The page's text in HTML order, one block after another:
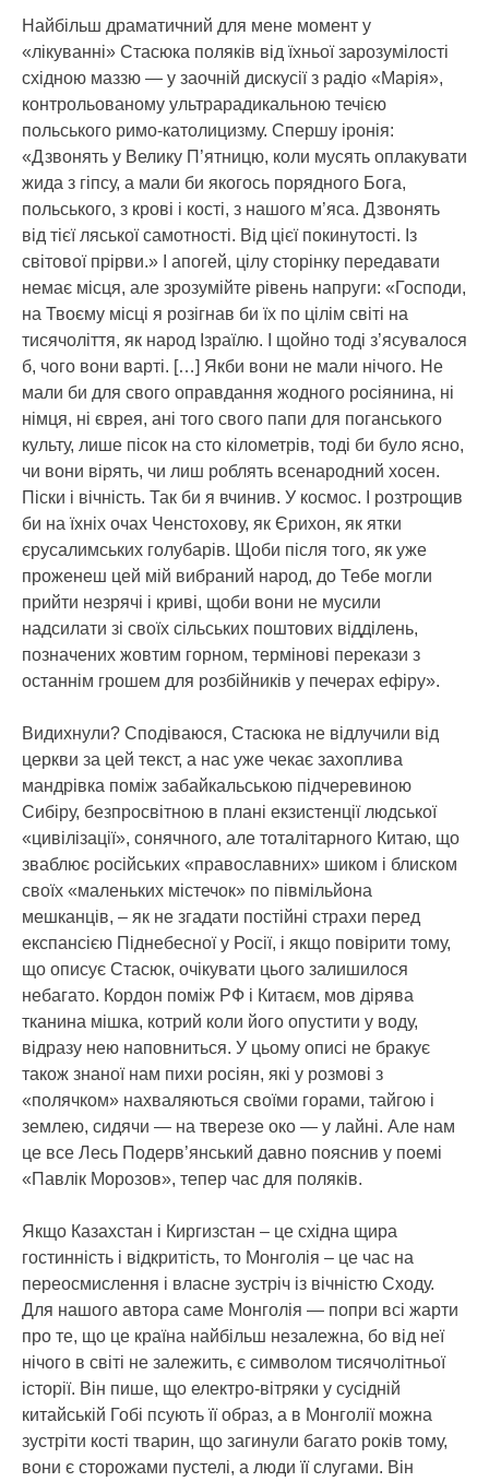
Найбільш драматичний для мене момент у
«лікуванні» Стасюка поляків від їхньої зарозумілості
східною маззю — у заочній дискусії з радіо «Марія»,
контрольованому ультрарадикальною течією
польського римо-католицизму. Спершу іронія:
«Дзвонять у Велику П’ятницю, коли мусять оплакувати
жида з гіпсу, а мали би якогось порядного Бога,
польського, з крові і кості, з нашого м’яса. Дзвонять
від тієї ляської самотності. Від цієї покинутості. Із
світової прірви.» І апогей, цілу сторінку передавати
немає місця, але зрозумійте рівень напруги: «Господи,
на Твоєму місці я розігнав би їх по цілім світі на
тисячоліття, як народ Ізраїлю. І щойно тоді з’ясувалося
б, чого вони варті. […] Якби вони не мали нічого. Не
мали би для свого оправдання жодного росіянина, ні
німця, ні єврея, ані того свого папи для поганського
культу, лише пісок на сто кілометрів, тоді би було ясно,
чи вони вірять, чи лиш роблять всенародний хосен.
Піски і вічність. Так би я вчинив. У космос. І розтрощив
би на їхніх очах Ченстохову, як Єрихон, як ятки
єрусалимських голубарів. Щоби після того, як уже
проженеш цей мій вибраний народ, до Тебе могли
прийти незрячі і криві, щоби вони не мусили
надсилати зі своїх сільських поштових відділень,
позначених жовтим горном, термінові перекази з
останнім грошем для розбійників у печерах ефіру».
Видихнули? Сподіваюся, Стасюка не відлучили від
церкви за цей текст, а нас уже чекає захоплива
мандрівка поміж забайкальською підчеревиною
Сибіру, безпросвітною в плані екзистенції людської
«цивілізації», сонячного, але тоталітарного Китаю, що
зваблює російських «православних» шиком і блиском
своїх «маленьких містечок» по півмільйона
мешканців, – як не згадати постійні страхи перед
експансією Піднебесної у Росії, і якщо повірити тому,
що описує Стасюк, очікувати цього залишилося
небагато. Кордон поміж РФ і Китаєм, мов дірява
тканина мішка, котрий коли його опустити у воду,
відразу нею наповниться. У цьому описі не бракує
також знаної нам пихи росіян, які у розмові з
«полячком» нахваляються своїми горами, тайгою і
землею, сидячи — на тверезе око — у лайні. Але нам
це все Лесь Подерв’янський давно пояснив у поемі
«Павлік Морозов», тепер час для поляків.
Якщо Казахстан і Киргизстан – це східна щира
гостинність і відкритість, то Монголія – це час на
переосмислення і власне зустріч із вічністю Сходу.
Для нашого автора саме Монголія — попри всі жарти
про те, що це країна найбільш незалежна, бо від неї
нічого в світі не залежить, є символом тисячолітньої
історії. Він пише, що електро-вітряки у сусідній
китайській Гобі псують її образ, а в Монголії можна
зустріти кості тварин, що загинули багато років тому,
вони є сторожами пустелі, а люди її слугами. Він